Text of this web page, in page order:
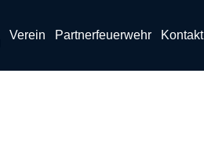
Verein Partnerfeuerwehr Kontakt